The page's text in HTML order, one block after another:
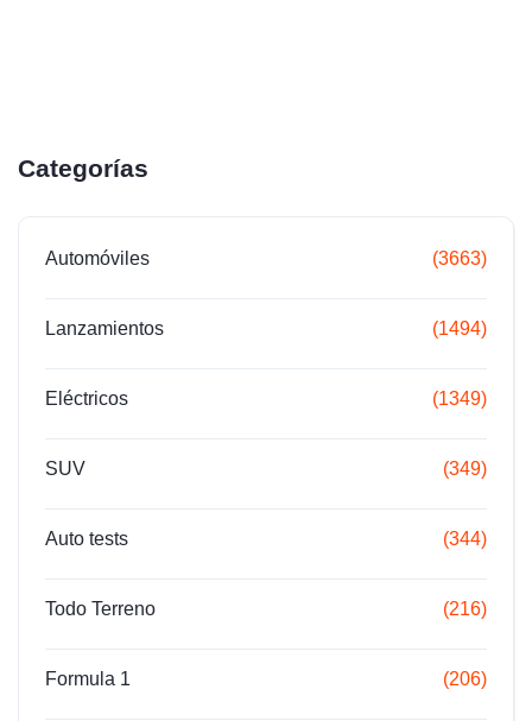
Categorías
Automóviles (3663)
Lanzamientos (1494)
Eléctricos (1349)
SUV (349)
Auto tests (344)
Todo Terreno (216)
Formula 1 (206)